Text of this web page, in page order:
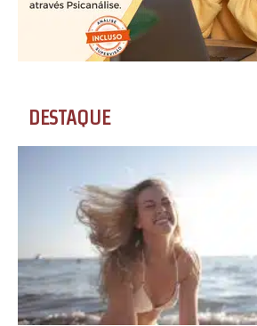
DESTAQUE